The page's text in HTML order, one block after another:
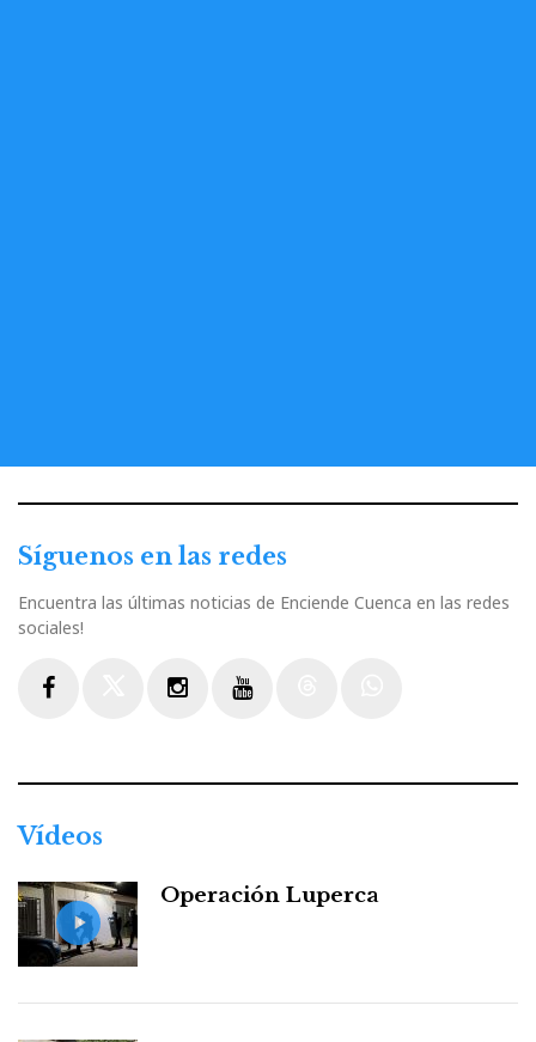
Síguenos en las redes
Encuentra las últimas noticias de Enciende Cuenca en las redes
sociales!
Vídeos
Operación Luperca